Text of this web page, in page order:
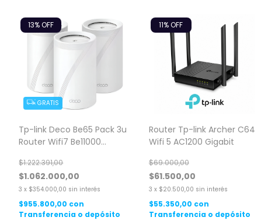
GRATIS
Tp-link Deco Be65 Pack 3u
Router Wifi7 Be11000
$1.062.000,00
$1.222.391,00
13% OFF
3 x $354.000,00 sin interés
$955.800,00 con
Transferencia o depósito
Router Tp-link Archer C64
Wifi 5 AC1200 Gigabit
$61.500,00
$69.000,00
11% OFF
3 x $20.500,00 sin interés
$55.350,00 con
Transferencia o depósito